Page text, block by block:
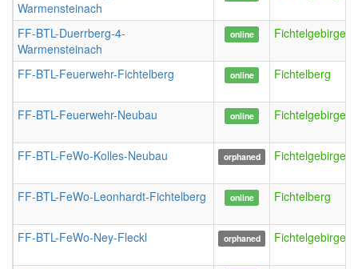
Warmensteinach
FF-BTL-Duerrberg-4-
Warmensteinach
online
FF-BTL-Feuerwehr-Fichtelberg online Fichtelberg
FF-BTL-Feuerwehr-Neubau online
FF-BTL-FeWo-Kolles-Neubau orphaned
FF-BTL-FeWo-Leonhardt-Fichtelberg online Fichtelberg
FF-BTL-FeWo-Ney-Fleckl orphaned